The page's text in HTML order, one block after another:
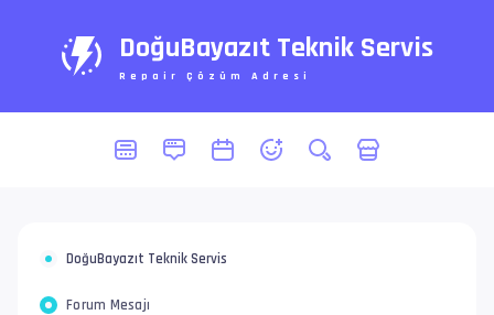
DoğuBayazıt Teknik Servis
Repair Çözüm Adresi
DoğuBayazıt Teknik Servis
Forum Mesajı